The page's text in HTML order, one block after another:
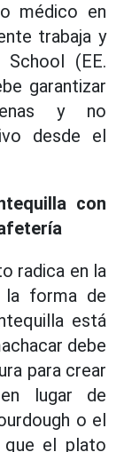
médico en
trabaja y
(EE.
garantizar
y no
desde el
con
radica en la
la forma de
está
debe
para crear
lugar de
o el
que el plato